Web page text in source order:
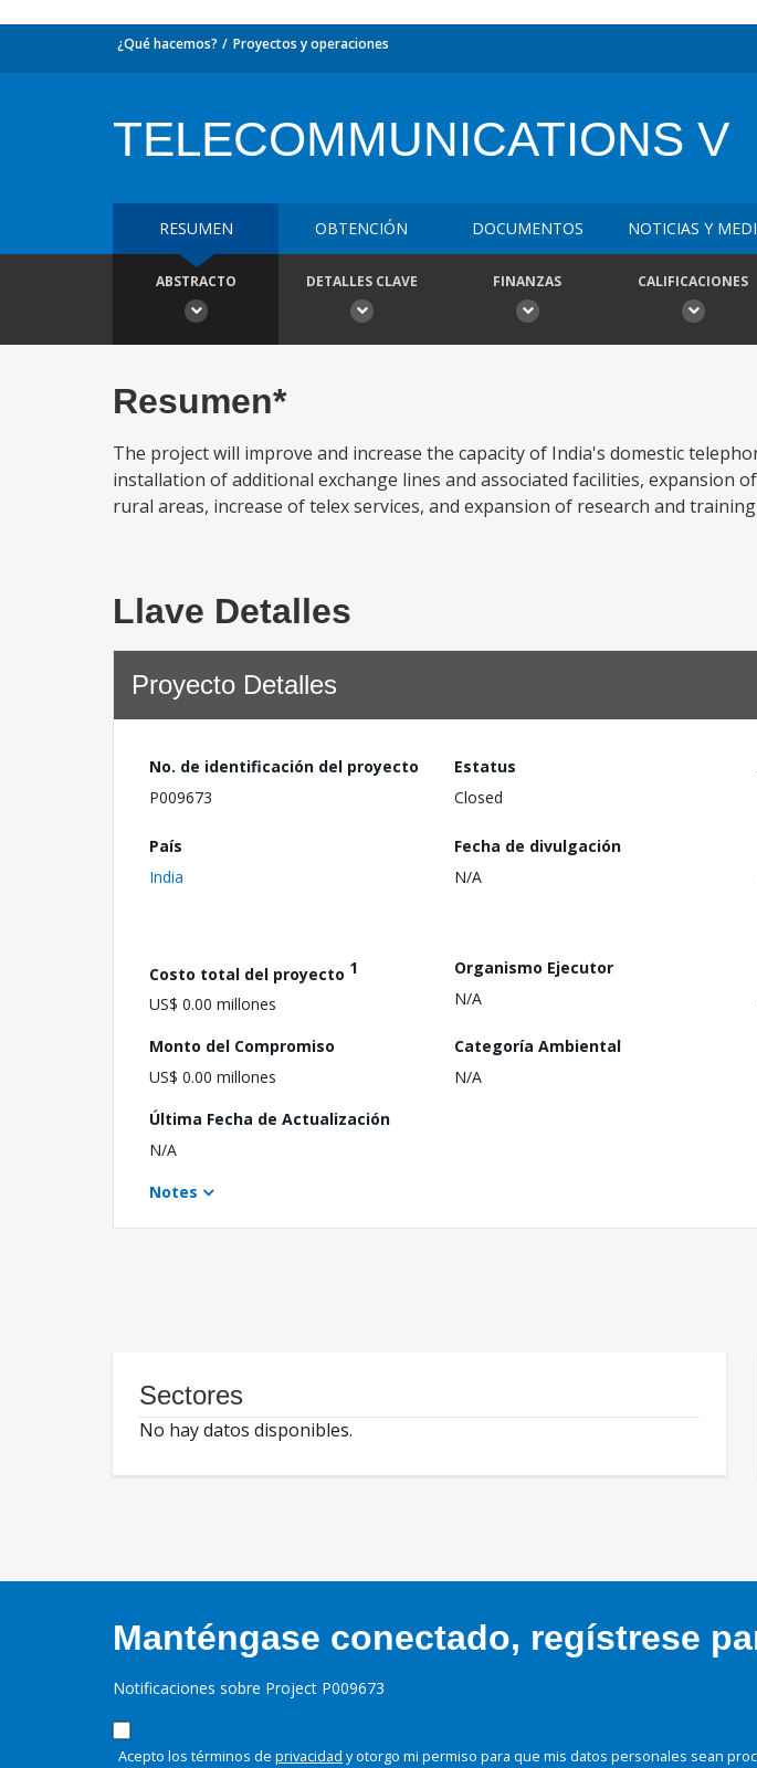
¿Qué hacemos? Proyectos y operaciones
TELECOMMUNICATIONS V
RESUMEN OBTENCIÓN DOCUMENTOS NOTICIAS Y
ABSTRACTO DETALLES CLAVE FINANZAS CALIFICACIONES
Resumen*
The project will improve and increase the capacity of India's domestic
installation of additional exchange lines and associated facilities, expansion
rural areas, increase of telex services, and expansion of research and
Llave Detalles
Proyecto Detalles
No. de identificación del proyecto
P009673
Estatus
Closed
País
India
Fecha de divulgación
N/A
Costo total del proyecto 1
US$ 0.00 millones
Organismo Ejecutor
N/A
Monto del Compromiso
US$ 0.00 millones
Categoría Ambiental
N/A
Última Fecha de Actualización
N/A
Notes
Sectores
No hay datos disponibles.
Manténgase conectado, regístrese
Notificaciones sobre Project P009673
Acepto los términos de privacidad y otorgo mi permiso para que mis datos personales sean